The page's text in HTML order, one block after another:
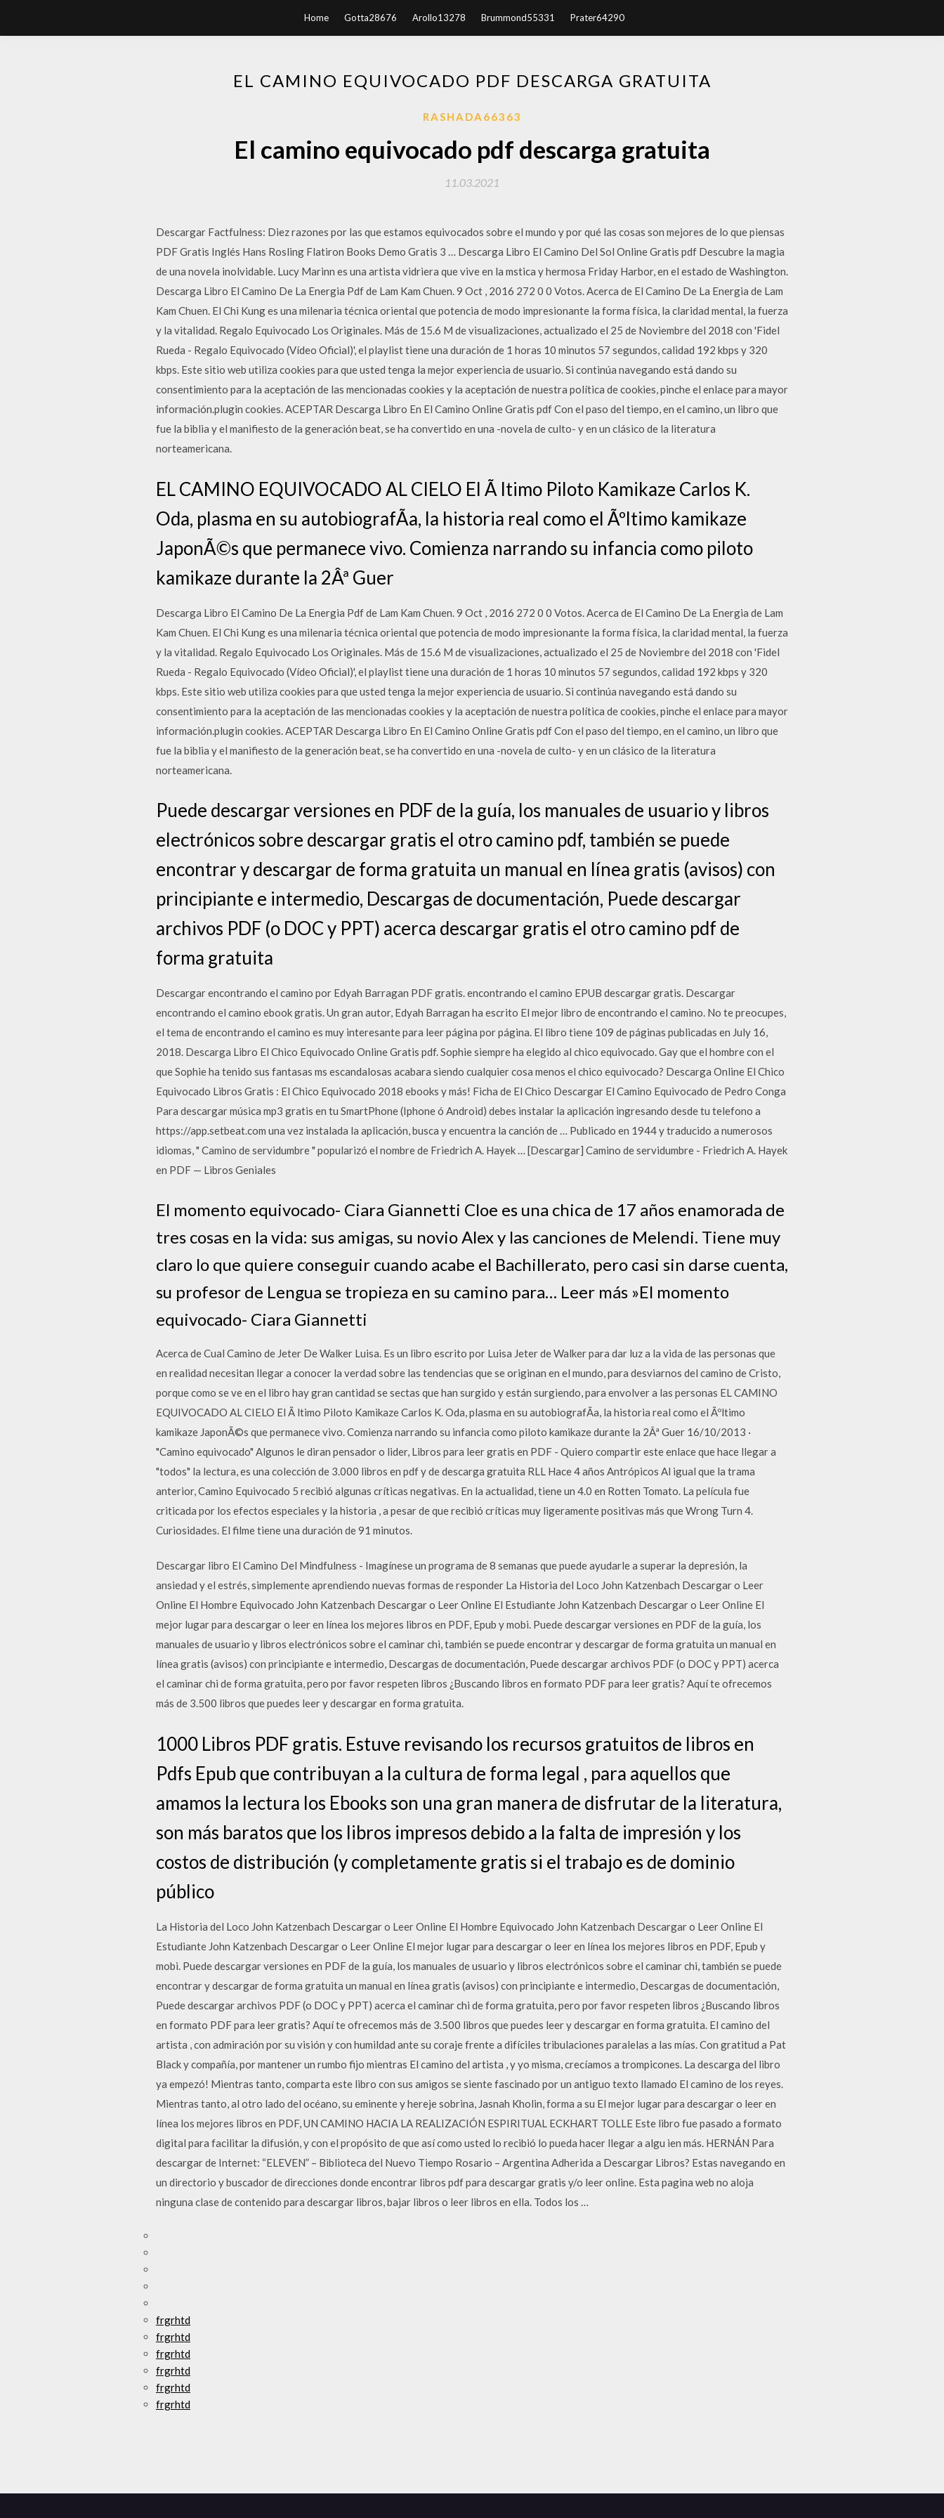
Home Gotta28676 Arollo13278 Brummond55331 Prater64290
EL CAMINO EQUIVOCADO PDF DESCARGA GRATUITA
RASHADA66363
El camino equivocado pdf descarga gratuita
11.03.2021
Descargar Factfulness: Diez razones por las que estamos equivocados sobre el mundo y por qué las cosas son mejores de lo que piensas
PDF Gratis Inglés Hans Rosling Flatiron Books Demo Gratis 3 … Descarga Libro El Camino Del Sol Online Gratis pdf Descubre la magia
de una novela inolvidable. Lucy Marinn es una artista vidriera que vive en la mstica y hermosa Friday Harbor, en el estado de Washington.
Descarga Libro El Camino De La Energia Pdf de Lam Kam Chuen. 9 Oct , 2016 272 0 0 Votos. Acerca de El Camino De La Energia de Lam
Kam Chuen. El Chi Kung es una milenaria técnica oriental que potencia de modo impresionante la forma física, la claridad mental, la fuerza
y la vitalidad. Regalo Equivocado Los Originales. Más de 15.6 M de visualizaciones, actualizado el 25 de Noviembre del 2018 con 'Fidel
Rueda - Regalo Equivocado (Vídeo Oficial)', el playlist tiene una duración de 1 horas 10 minutos 57 segundos, calidad 192 kbps y 320
kbps. Este sitio web utiliza cookies para que usted tenga la mejor experiencia de usuario. Si continúa navegando está dando su
consentimiento para la aceptación de las mencionadas cookies y la aceptación de nuestra política de cookies, pinche el enlace para mayor
información.plugin cookies. ACEPTAR Descarga Libro En El Camino Online Gratis pdf Con el paso del tiempo, en el camino, un libro que
fue la biblia y el manifiesto de la generación beat, se ha convertido en una -novela de culto- y en un clásico de la literatura
norteamericana.
EL CAMINO EQUIVOCADO AL CIELO El Ã ltimo Piloto Kamikaze Carlos K.
Oda, plasma en su autobiografÃ­a, la historia real como el Ãºltimo kamikaze
JaponÃ©s que permanece vivo. Comienza narrando su infancia como piloto
kamikaze durante la 2Âª Guer
Descarga Libro El Camino De La Energia Pdf de Lam Kam Chuen. 9 Oct , 2016 272 0 0 Votos. Acerca de El Camino De La Energia de Lam
Kam Chuen. El Chi Kung es una milenaria técnica oriental que potencia de modo impresionante la forma física, la claridad mental, la fuerza
y la vitalidad. Regalo Equivocado Los Originales. Más de 15.6 M de visualizaciones, actualizado el 25 de Noviembre del 2018 con 'Fidel
Rueda - Regalo Equivocado (Vídeo Oficial)', el playlist tiene una duración de 1 horas 10 minutos 57 segundos, calidad 192 kbps y 320
kbps. Este sitio web utiliza cookies para que usted tenga la mejor experiencia de usuario. Si continúa navegando está dando su
consentimiento para la aceptación de las mencionadas cookies y la aceptación de nuestra política de cookies, pinche el enlace para mayor
información.plugin cookies. ACEPTAR Descarga Libro En El Camino Online Gratis pdf Con el paso del tiempo, en el camino, un libro que
fue la biblia y el manifiesto de la generación beat, se ha convertido en una -novela de culto- y en un clásico de la literatura
norteamericana.
Puede descargar versiones en PDF de la guía, los manuales de usuario y libros
electrónicos sobre descargar gratis el otro camino pdf, también se puede
encontrar y descargar de forma gratuita un manual en línea gratis (avisos) con
principiante e intermedio, Descargas de documentación, Puede descargar
archivos PDF (o DOC y PPT) acerca descargar gratis el otro camino pdf de
forma gratuita
Descargar encontrando el camino por Edyah Barragan PDF gratis. encontrando el camino EPUB descargar gratis. Descargar
encontrando el camino ebook gratis. Un gran autor, Edyah Barragan ha escrito El mejor libro de encontrando el camino. No te preocupes,
el tema de encontrando el camino es muy interesante para leer página por página. El libro tiene 109 de páginas publicadas en July 16,
2018. Descarga Libro El Chico Equivocado Online Gratis pdf. Sophie siempre ha elegido al chico equivocado. Gay que el hombre con el
que Sophie ha tenido sus fantasas ms escandalosas acabara siendo cualquier cosa menos el chico equivocado? Descarga Online El Chico
Equivocado Libros Gratis : El Chico Equivocado 2018 ebooks y más! Ficha de El Chico Descargar El Camino Equivocado de Pedro Conga
Para descargar música mp3 gratis en tu SmartPhone (Iphone ó Android) debes instalar la aplicación ingresando desde tu telefono a
https://app.setbeat.com una vez instalada la aplicación, busca y encuentra la canción de … Publicado en 1944 y traducido a numerosos
idiomas, " Camino de servidumbre " popularizó el nombre de Friedrich A. Hayek … [Descargar] Camino de servidumbre - Friedrich A. Hayek
en PDF — Libros Geniales
El momento equivocado- Ciara Giannetti Cloe es una chica de 17 años enamorada de
tres cosas en la vida: sus amigas, su novio Alex y las canciones de Melendi. Tiene muy
claro lo que quiere conseguir cuando acabe el Bachillerato, pero casi sin darse cuenta,
su profesor de Lengua se tropieza en su camino para… Leer más »El momento
equivocado- Ciara Giannetti
Acerca de Cual Camino de Jeter De Walker Luisa. Es un libro escrito por Luisa Jeter de Walker para dar luz a la vida de las personas que
en realidad necesitan llegar a conocer la verdad sobre las tendencias que se originan en el mundo, para desviarnos del camino de Cristo,
porque como se ve en el libro hay gran cantidad se sectas que han surgido y están surgiendo, para envolver a las personas EL CAMINO
EQUIVOCADO AL CIELO El Ã ltimo Piloto Kamikaze Carlos K. Oda, plasma en su autobiografÃ­a, la historia real como el Ãºltimo
kamikaze JaponÃ©s que permanece vivo. Comienza narrando su infancia como piloto kamikaze durante la 2Âª Guer 16/10/2013 ·
"Camino equivocado" Algunos le diran pensador o lider, Libros para leer gratis en PDF - Quiero compartir este enlace que hace llegar a
"todos" la lectura, es una colección de 3.000 libros en pdf y de descarga gratuita RLL Hace 4 años Antrópicos Al igual que la trama
anterior, Camino Equivocado 5 recibió algunas críticas negativas. En la actualidad, tiene un 4.0 en Rotten Tomato. La película fue
criticada por los efectos especiales y la historia , a pesar de que recibió críticas muy ligeramente positivas más que Wrong Turn 4.
Curiosidades. El filme tiene una duración de 91 minutos.
Descargar libro El Camino Del Mindfulness - Imagínese un programa de 8 semanas que puede ayudarle a superar la depresión, la
ansiedad y el estrés, simplemente aprendiendo nuevas formas de responder La Historia del Loco John Katzenbach Descargar o Leer
Online El Hombre Equivocado John Katzenbach Descargar o Leer Online El Estudiante John Katzenbach Descargar o Leer Online El
mejor lugar para descargar o leer en línea los mejores libros en PDF, Epub y mobi. Puede descargar versiones en PDF de la guía, los
manuales de usuario y libros electrónicos sobre el caminar chi, también se puede encontrar y descargar de forma gratuita un manual en
línea gratis (avisos) con principiante e intermedio, Descargas de documentación, Puede descargar archivos PDF (o DOC y PPT) acerca
el caminar chi de forma gratuita, pero por favor respeten libros ¿Buscando libros en formato PDF para leer gratis? Aquí te ofrecemos
más de 3.500 libros que puedes leer y descargar en forma gratuita.
1000 Libros PDF gratis. Estuve revisando los recursos gratuitos de libros en
Pdfs Epub que contribuyan a la cultura de forma legal , para aquellos que
amamos la lectura los Ebooks son una gran manera de disfrutar de la literatura,
son más baratos que los libros impresos debido a la falta de impresión y los
costos de distribución (y completamente gratis si el trabajo es de dominio
público
La Historia del Loco John Katzenbach Descargar o Leer Online El Hombre Equivocado John Katzenbach Descargar o Leer Online El
Estudiante John Katzenbach Descargar o Leer Online El mejor lugar para descargar o leer en línea los mejores libros en PDF, Epub y
mobi. Puede descargar versiones en PDF de la guía, los manuales de usuario y libros electrónicos sobre el caminar chi, también se puede
encontrar y descargar de forma gratuita un manual en línea gratis (avisos) con principiante e intermedio, Descargas de documentación,
Puede descargar archivos PDF (o DOC y PPT) acerca el caminar chi de forma gratuita, pero por favor respeten libros ¿Buscando libros
en formato PDF para leer gratis? Aquí te ofrecemos más de 3.500 libros que puedes leer y descargar en forma gratuita. El camino del
artista , con admiración por su visión y con humildad ante su coraje frente a difíciles tribulaciones paralelas a las mías. Con gratitud a Pat
Black y compañía, por mantener un rumbo fijo mientras El camino del artista , y yo misma, crecíamos a trompicones. La descarga del libro
ya empezó! Mientras tanto, comparta este libro con sus amigos se siente fascinado por un antiguo texto llamado El camino de los reyes.
Mientras tanto, al otro lado del océano, su eminente y hereje sobrina, Jasnah Kholin, forma a su El mejor lugar para descargar o leer en
línea los mejores libros en PDF, UN CAMINO HACIA LA REALIZACIÓN ESPIRITUAL ECKHART TOLLE Este libro fue pasado a formato
digital para facilitar la difusión, y con el propósito de que así como usted lo recibió lo pueda hacer llegar a algu ien más. HERNÁN Para
descargar de Internet: “ELEVEN” – Biblioteca del Nuevo Tiempo Rosario – Argentina Adherida a Descargar Libros? Estas navegando en
un directorio y buscador de direcciones donde encontrar libros pdf para descargar gratis y/o leer online. Esta pagina web no aloja
ninguna clase de contenido para descargar libros, bajar libros o leer libros en ella. Todos los …
frgrhtd
frgrhtd
frgrhtd
frgrhtd
frgrhtd
frgrhtd